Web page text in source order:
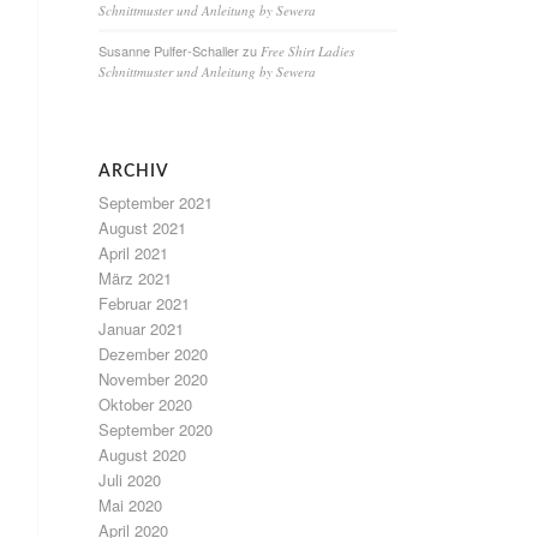
Schnittmuster und Anleitung by Sewera
Susanne Pulfer-Schallerzu Free Shirt Ladies
Schnittmuster und Anleitung by Sewera
ARCHIV
September 2021
August 2021
April 2021
März 2021
Februar 2021
Januar 2021
Dezember 2020
November 2020
Oktober 2020
September 2020
August 2020
Juli 2020
Mai 2020
April 2020